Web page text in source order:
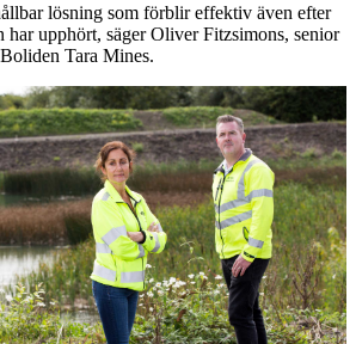
lösning som förblir effektiv även efter
har upphört, säger Oliver Fitzsimons, senior
Tara Mines.